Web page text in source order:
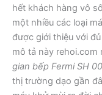
hết khách hàng vô
một nhiều các loại
được giới thiệu với
mô tả này rehoi.com
gian bếp Fermi SH
thị trường dạo gần